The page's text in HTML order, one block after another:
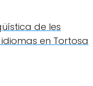
de les
en Tortosa